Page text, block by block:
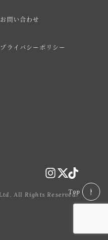
Top
お問い合わせ
プライバシーポリシー
All Rights Reserved.